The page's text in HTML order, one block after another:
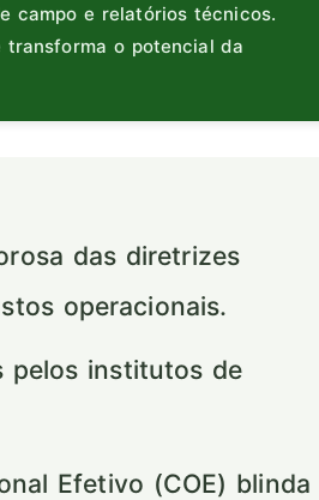
campo e relatórios técnicos.
transforma o potencial da
das diretrizes
operacionais.
pelos institutos de
Efetivo (COE) blinda